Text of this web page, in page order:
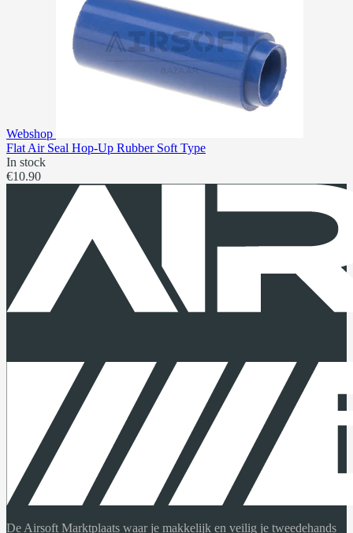
Webshop
Flat Air Seal Hop-Up Rubber Soft Type
In stock
€10.90
De Airsoft Marktplaats waar je makkelijk en veilig je tweedehands